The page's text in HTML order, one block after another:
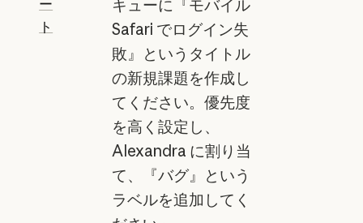
ー
ト
キューに『モバイル
Safari でログイン失
敗』というタイトル
の新規課題を作成し
てください。優先度
を高く設定し、
Alexandra に割り当
て、『バグ』という
ラベルを追加してく